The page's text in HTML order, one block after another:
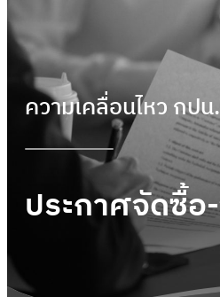
ความเคลื่อนไหว กปน.
ประกาศจัดซื้อ